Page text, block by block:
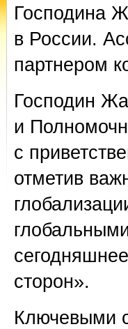
Господина
в России.
партнером
Господин
и
с
отметив
сторон».
Ключевыми